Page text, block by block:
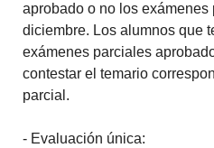
aprobado o no los
diciembre. Los alumnos que
exámenes parciales
contestar el temario
parcial.
- Evaluación única: